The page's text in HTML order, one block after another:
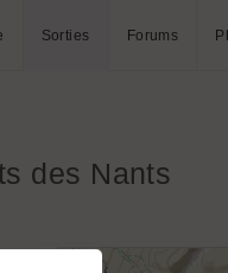
Sorties Forums
des Nants